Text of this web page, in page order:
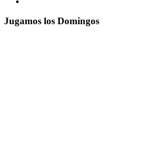
Jugamos los Domingos